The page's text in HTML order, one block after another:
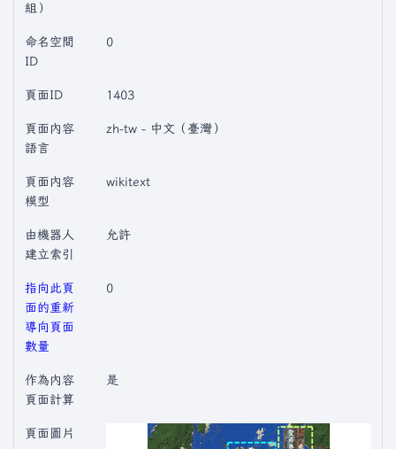
組）
命名空間
ID
0
頁面ID 1403
頁面內容
語言
zh-tw - 中文（臺灣）
頁面內容
模型
wikitext
由機器人
建立索引
允許
指向此頁
面的重新
導向頁面
數量
0
作為內容
頁面計算
是
頁面圖片